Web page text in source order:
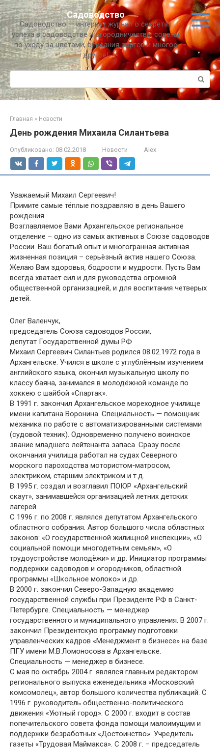
Перейти
к
контенту
Садоводство
Садоводство — интернет журнал о секретах
успеха в садоводстве и огородничестве, советы
по уходу за цветами, описания сортов и многое
другое!
Поиск:
Главная » Новости
День рождения Михаила Силантьева
Опубликовано: 08.02.2018 Новости Alex
Уважаемый Михаил Сергеевич!
Примите самые тёплые поздравляю в день Вашего
рождения.
Возглавляемое Вами Архангельское региональное
отделение – одно из самых активных в Союзе садоводов
России. Ваш богатый опыт и многогранная активная
жизненная позиция – серьёзный актив нашего Союза.
Желаю Вам здоровья, бодрости и мудрости. Пусть Вам
всегда хватает сил и для руководства огромной
общественной организацией, и для воспитания четверых
детей.
Олег Валенчук,
председатель Союза садоводов России,
депутат Государственной думы РФ
Михаил Сергеевич Силантьев родился 08.02.1972 года в
Архангельске. Учился в школе c углублённым изучением
английского языка, окончил музыкальную школу по
классу баяна, занимался в молодёжной команде по
хоккею с шайбой «Спартак».
В 1991 г. закончил Архангельское мореходное училище
имени капитана Воронина. Специальность — помощник
механика по работе с автоматизированными системами
(судовой техник). Одновременно получено воинское
звание младшего лейтенанта запаса. Сразу после
окончания училища работал на судах Северного
морского пароходства мотористом-матросом,
электриком, старшим электриком и т.д.
В 1995 г. создал и возглавил ПОЮР «Архангельский
скаут», занимавшейся организацией летних детских
лагерей.
С 1996 г. по 2008 г. являлся депутатом Архангельского
областного собрания. Автор большого числа областных
законов: «О государственной жилищной инспекции», «О
социальной помощи многодетным семьям», «О
трудоустройстве молодёжи» и др. Инициатор программы
поддержки садоводов и огородников, областной
программы «Школьное молоко» и др.
В 2000 г. закончил Северо-Западную академию
государственной службы при Президенте РФ в Санкт-
Петербурге. Специальность — менеджер
государственного и муниципального управления. В 2007 г.
закончил Президентскую программу подготовки
управленческих кадров «Менеджмент в бизнесе» на базе
ПГУ имени М.В.Ломоносова в Архангельске.
Специальность — менеджер в бизнесе.
С мая по октябрь 2004 г. являлся главным редактором
регионального выпуска еженедельника «Московский
комсомолец», автор большого количества публикаций. С
1996 г. руководитель общественно-политического
движения «Уютный город». С 2000 г. входит в состав
попечительского совета фонда помощи малоимущим и
поддержки безработных «Достоинство». Учредитель
газеты «Трудовая Маймакса». С 2008 г. – председатель